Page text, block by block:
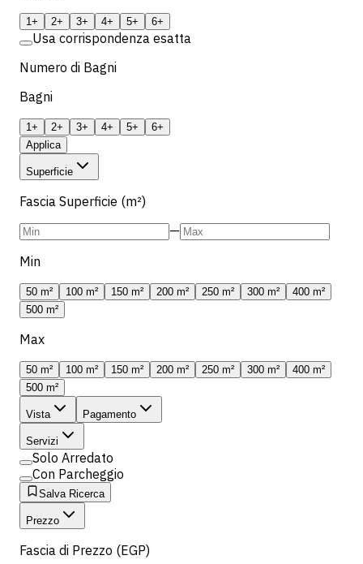
1+ 2+ 3+ 4+ 5+ 6+
Usa corrispondenza esatta
Numero di Bagni
Bagni
1+ 2+ 3+ 4+ 5+
6+
Applica
Superficie
Fascia Superficie (m²)
—
Min
50 m² 100 m² 150 m² 200 m² 250 m² 300 m²
400 m²
500 m²
Max
50 m² 100 m² 150 m² 200 m² 250 m² 300 m²
400 m²
500 m²
Vista Pagamento
Servizi
Solo Arredato
Con Parcheggio
Salva Ricerca
Prezzo
Fascia di Prezzo (EGP)